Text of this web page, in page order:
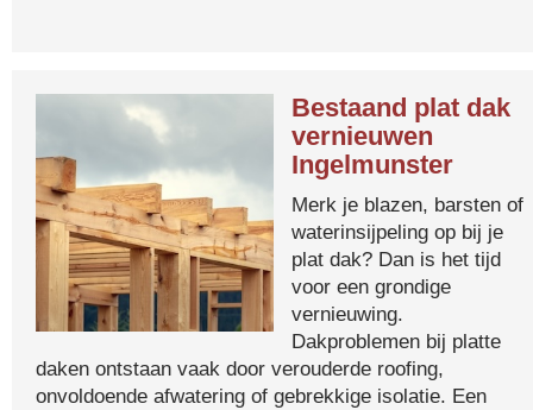
Bestaand plat dak
vernieuwen
Ingelmunster
Merk je blazen, barsten of
waterinsijpeling op bij je
plat dak? Dan is het tijd
voor een grondige
vernieuwing.
Dakproblemen bij platte
daken ontstaan vaak door verouderde roofing,
onvoldoende afwatering of gebrekkige isolatie. Een